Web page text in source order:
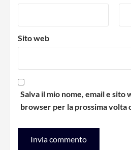
Sito web
Salva il mio nome, email e sito
browser per la prossima volta